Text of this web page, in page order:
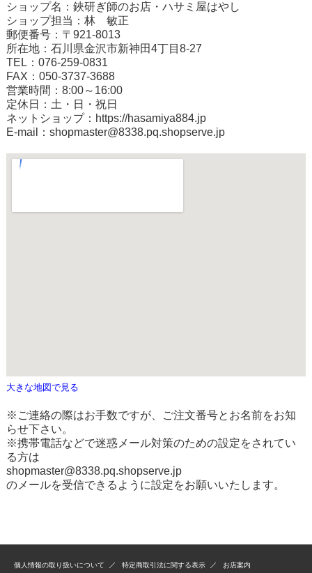
ショップ名：鋏研ぎ師のお店・ハサミ屋はやし
ショップ担当：林 敏正
郵便番号：〒921-8013
所在地：石川県金沢市新神田4丁目8-27
TEL：076-259-0831
FAX：050-3737-3688
営業時間：8:00～16:00
定休日：土・日・祝日
ネットショップ： https://hasamiya884.jp
E-mail：shopmaster@8338.pq.shopserve.jp
大きな地図で見る
※ご連絡の際はお手数ですが、ご注文番号とお名前をお知
らせ下さい。
※携帯電話などで迷惑メール対策のための設定をされてい
る方は
shopmaster@8338.pq.shopserve.jp
のメールを受信できるように設定をお願いいたします。
個人情報の取り扱いについて 特定商取引法に関する表示 お店案内